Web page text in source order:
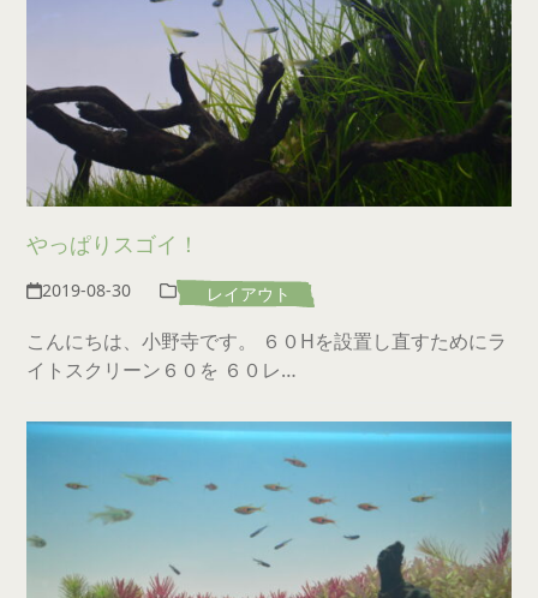
やっぱりスゴイ！
2019-08-30 レイアウト
こんにちは、小野寺です。 ６０Hを設置し直すためにラ
イトスクリーン６０を ６０レ…